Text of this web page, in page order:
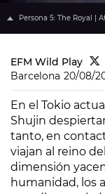
Persona 5: The Royal |
EFM Wild Play
Barcelona 20/08/
En el Tokio
Shujin
tanto, en
viajan al reino
dimensión
humanidad, los